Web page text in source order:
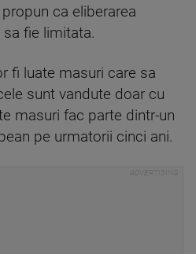
ca eliberarea
fie limitata.
fi luate masuri care sa
sunt vandute doar cu
masuri fac parte dintr-un
pe urmatorii cinci ani.